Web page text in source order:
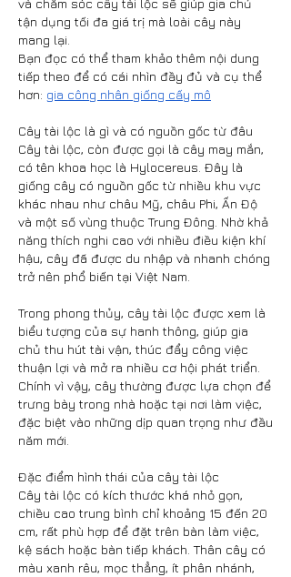
và chăm sóc cây tài lộc sẽ giúp gia chủ
tận dụng tối đa giá trị mà loài cây này
mang lại.
Bạn đọc có thể tham khảo thêm nội dung
tiếp theo để có cái nhìn đầy đủ và cụ thể
hơn: gia công nhân giống cấy mô
Cây tài lộc là gì và có nguồn gốc từ đâu
Cây tài lộc, còn được gọi là cây may mắn,
có tên khoa học là Hylocereus. Đây là
giống cây có nguồn gốc từ nhiều khu vực
khác nhau như châu Mỹ, châu Phi, Ấn Độ
và một số vùng thuộc Trung Đông. Nhờ khả
năng thích nghi cao với nhiều điều kiện khí
hậu, cây đã được du nhập và nhanh chóng
trở nên phổ biến tại Việt Nam.
Trong phong thủy, cây tài lộc được xem là
biểu tượng của sự hanh thông, giúp gia
chủ thu hút tài vận, thúc đẩy công việc
thuận lợi và mở ra nhiều cơ hội phát triển.
Chính vì vậy, cây thường được lựa chọn để
trưng bày trong nhà hoặc tại nơi làm việc,
đặc biệt vào những dịp quan trọng như đầu
năm mới.
Đặc điểm hình thái của cây tài lộc
Cây tài lộc có kích thước khá nhỏ gọn,
chiều cao trung bình chỉ khoảng 15 đến 20
cm, rất phù hợp để đặt trên bàn làm việc,
kệ sách hoặc bàn tiếp khách. Thân cây có
màu xanh rêu, mọc thẳng, ít phân nhánh,